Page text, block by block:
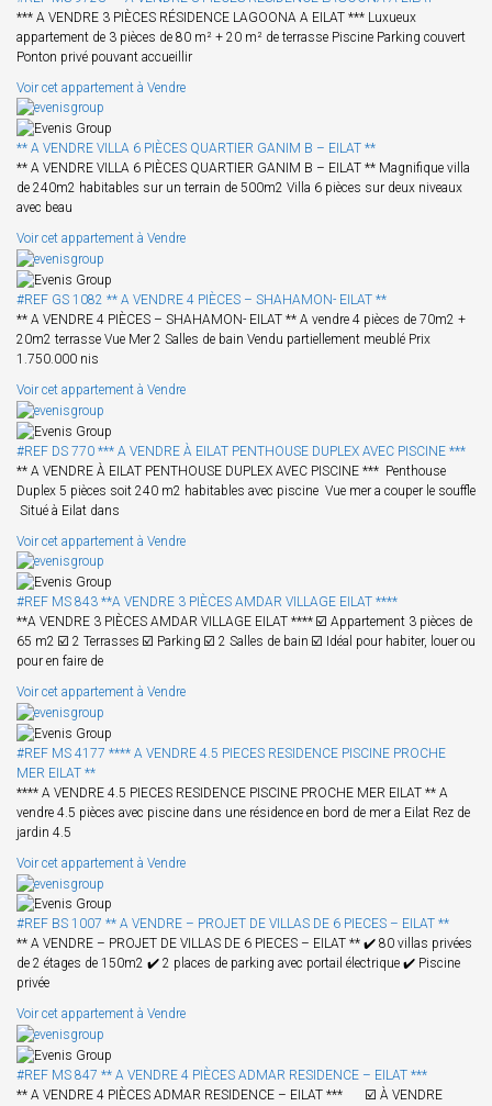
*** A VENDRE 3 PIÈCES RÉSIDENCE LAGOONA A EILAT *** Luxueux
appartement de 3 pièces de 80 m² + 20 m² de terrasse Piscine Parking couvert
Ponton privé pouvant accueillir
Voir cet appartement à Vendre
** A VENDRE VILLA 6 PIÈCES QUARTIER GANIM B – EILAT **
** A VENDRE VILLA 6 PIÈCES QUARTIER GANIM B – EILAT ** Magnifique villa
de 240m2 habitables sur un terrain de 500m2 Villa 6 pièces sur deux niveaux
avec beau
Voir cet appartement à Vendre
#REF GS 1082 ** A VENDRE 4 PIÈCES – SHAHAMON- EILAT **
** A VENDRE 4 PIÈCES – SHAHAMON- EILAT ** A vendre 4 pièces de 70m2 +
20m2 terrasse Vue Mer 2 Salles de bain Vendu partiellement meublé Prix
1.750.000 nis
Voir cet appartement à Vendre
#REF DS 770 *** A VENDRE À EILAT PENTHOUSE DUPLEX AVEC PISCINE ***
** A VENDRE À EILAT PENTHOUSE DUPLEX AVEC PISCINE *** Penthouse
Duplex 5 pièces soit 240 m2 habitables avec piscine Vue mer a couper le souffle
Situé à Eilat dans
Voir cet appartement à Vendre
#REF MS 843 **A VENDRE 3 PIÈCES AMDAR VILLAGE EILAT ****
**A VENDRE 3 PIÈCES AMDAR VILLAGE EILAT **** ☑️ Appartement 3 pièces de
65 m2 ☑️ 2 Terrasses ☑️ Parking ☑️ 2 Salles de bain ☑️ Idéal pour habiter, louer ou
pour en faire de
Voir cet appartement à Vendre
#REF MS 4177 **** A VENDRE 4.5 PIECES RESIDENCE PISCINE PROCHE
MER EILAT **
**** A VENDRE 4.5 PIECES RESIDENCE PISCINE PROCHE MER EILAT ** A
vendre 4.5 pièces avec piscine dans une résidence en bord de mer a Eilat Rez de
jardin 4.5
Voir cet appartement à Vendre
#REF BS 1007 ** A VENDRE – PROJET DE VILLAS DE 6 PIECES – EILAT **
** A VENDRE – PROJET DE VILLAS DE 6 PIECES – EILAT ** ✔️ 80 villas privées
de 2 étages de 150m2 ✔️ 2 places de parking avec portail électrique ✔️ Piscine
privée
Voir cet appartement à Vendre
#REF MS 847 ** A VENDRE 4 PIÈCES ADMAR RESIDENCE – EILAT ***
** A VENDRE 4 PIÈCES ADMAR RESIDENCE – EILAT *** ☑️ À VENDRE